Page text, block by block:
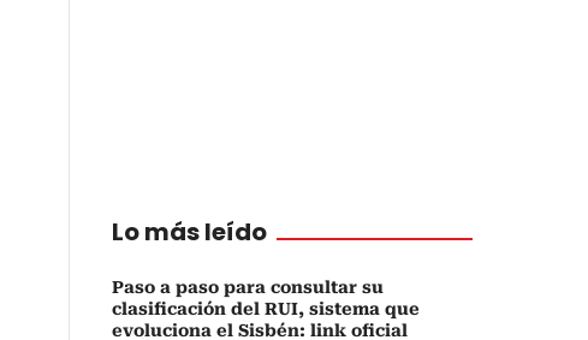
Lo más leído
Paso a paso para consultar su
clasificación del RUI, sistema que
evoluciona el Sisbén: link oficial